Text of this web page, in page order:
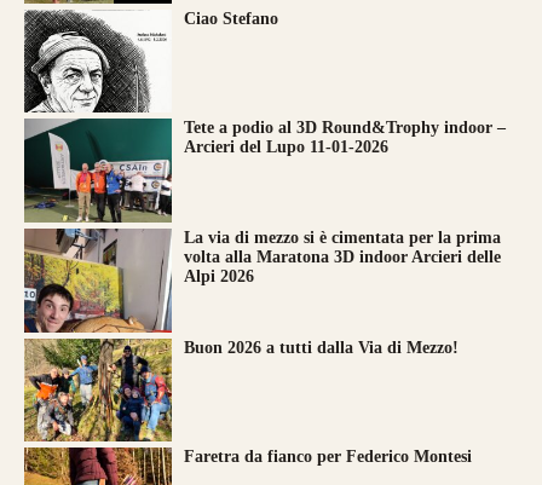
Ciao Stefano
Tete a podio al 3D Round&Trophy indoor –
Arcieri del Lupo 11-01-2026
La via di mezzo si è cimentata per la prima
volta alla Maratona 3D indoor Arcieri delle
Alpi 2026
Buon 2026 a tutti dalla Via di Mezzo!
Faretra da fianco per Federico Montesi